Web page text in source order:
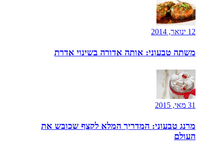
12 ינואר, 2014
משתה טבעוני: אותה אדורה בשינוי אדרת
31 מאי, 2015
מרנג טבעוני: המדריך המלא לקצף שכובש את
העולם